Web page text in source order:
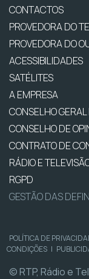
CONTACTOS
PROVEDORA DO
PROVEDORA DO
ACESSIBILIDADES
SATÉLITES
A EMPRESA
CONSELHO
CONSELHO DE
CONTRATO DE
RÁDIO E
RGPD
GESTÃO DAS
POLÍTICA DE
CONDIÇÕES |
© RTP, Rádio e